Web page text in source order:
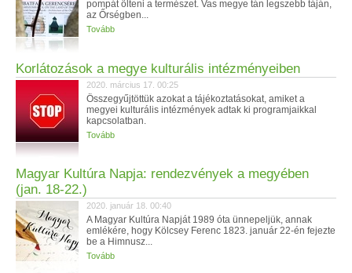
pompát ölteni a természet. Vas megye tán legszebb táján,
az Őrségben...
Tovább
Korlátozások a megye kulturális intézményeiben
2020. március 17. 00:25
Összegyűjtöttük azokat a tájékoztatásokat, amiket a
megyei kulturális intézmények adtak ki programjaikkal
kapcsolatban.
Tovább
Magyar Kultúra Napja: rendezvények a megyében
(jan. 18-22.)
2020. január 18. 00:40
A Magyar Kultúra Napját 1989 óta ünnepeljük, annak
emlékére, hogy Kölcsey Ferenc 1823. január 22-én fejezte
be a Himnusz...
Tovább